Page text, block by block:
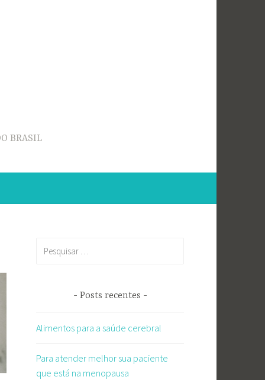
BRASIL
Posts recentes
Alimentos para a saúde cerebral
Para atender melhor sua paciente
que está na menopausa